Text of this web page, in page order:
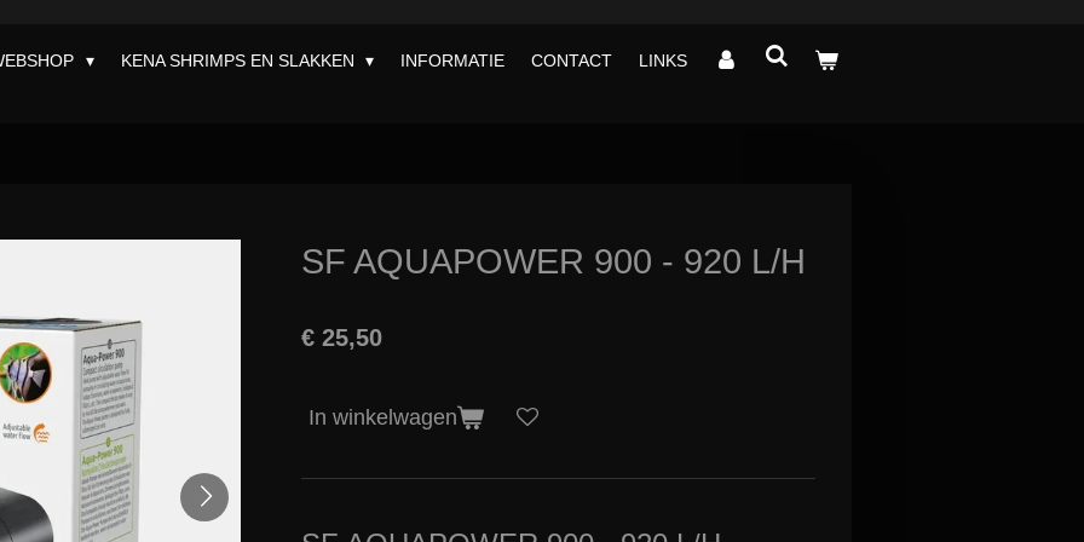
KENA SHRIMPS EN SLAKKEN INFORMATIE CONTACT LINKS
SF AQUAPOWER 900 - 920 L/H
€ 25,50
In winkelwagen